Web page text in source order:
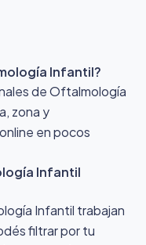
Infantil?
de Oftalmología
zona y
en pocos
Infantil
Infantil trabajan
filtrar por tu